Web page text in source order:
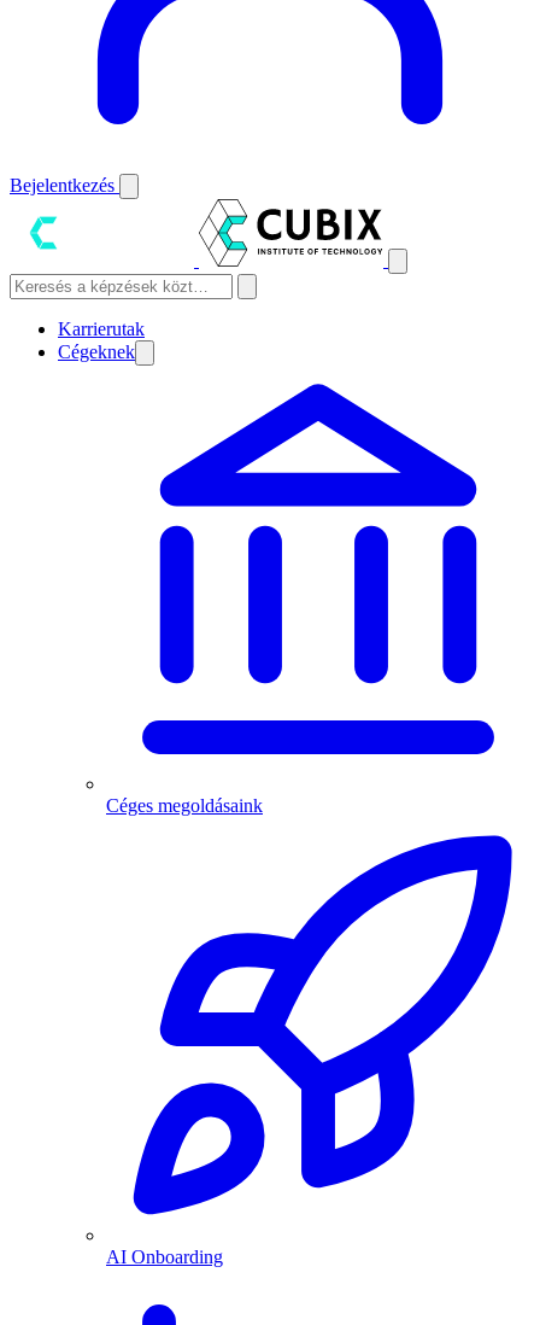
Bejelentkezés
Karrierutak
Cégeknek
Céges megoldásaink
AI Onboarding